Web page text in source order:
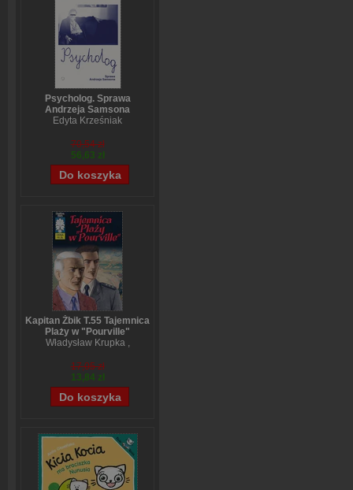
Psycholog. Sprawa
Andrzeja Samsona
Edyta Krześniak
70,54 zł
56,63 zł
Kapitan Żbik T.55 Tajemnica
Plaży w "Pourville"
Władysław Krupka,
Wojciech Bem
17,05 zł
13,84 zł